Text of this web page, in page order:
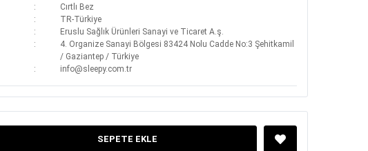
Cırtlı Bez
TR-Türkiye
Eruslu Sağlık Ürünleri Sanayi ve Ticaret A.ş.
4. Organize Sanayi Bölgesi 83424 Nolu Cadde No:3 Şehitkamil
/ Gaziantep / Türkiye
info@sleepy.com.tr
SEPETE EKLE